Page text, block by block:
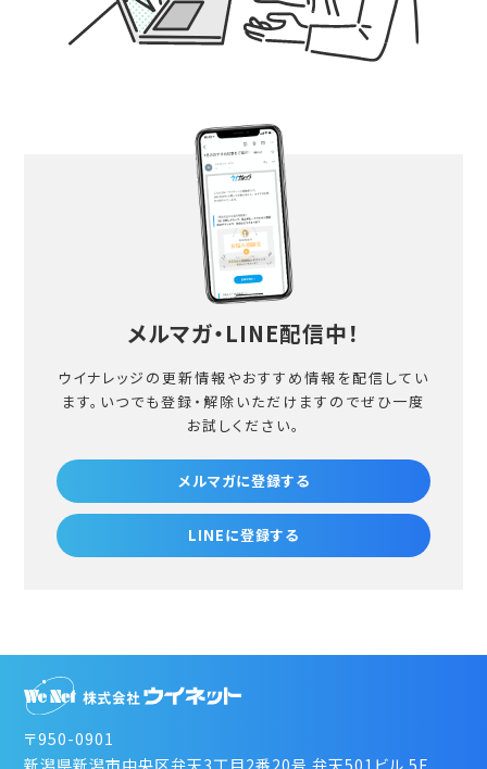
メルマガ・LINE配信中！
ウイナレッジの更新情報やおすすめ情報を配信してい
ます。 いつでも登録・解除いただけますのでぜひ一度
お試しください。
メルマガに登録する
LINEに登録する
〒950-0901